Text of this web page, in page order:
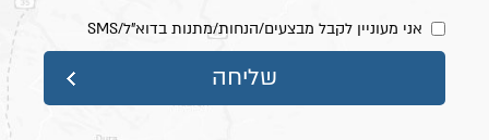
אני מעוניין לקבל מבצעים/הנחות/מתנות בדוא"ל/SMS